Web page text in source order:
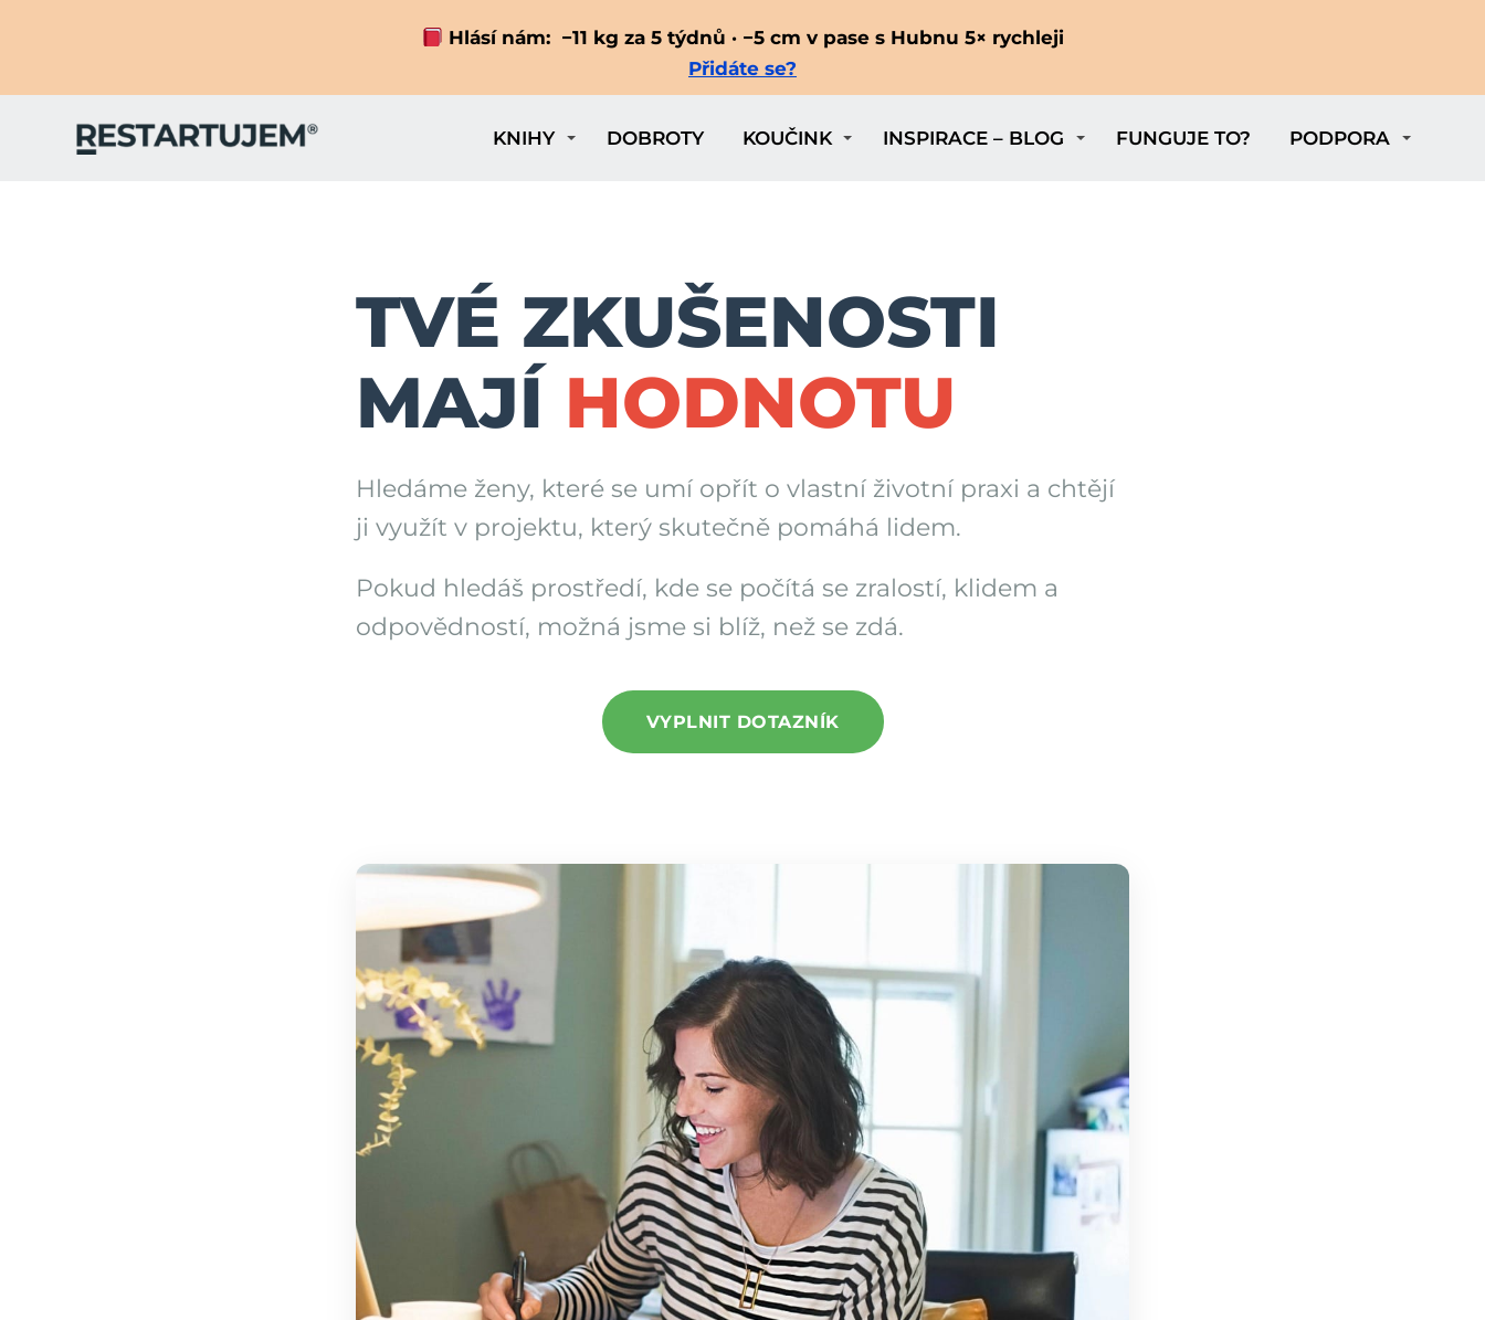
Hlásí nám: −11 kg za 5 týdnů · −5 cm v pase s Hubnu 5× rychleji
Přidáte se?
KNIHY DOBROTY KOUČINK INSPIRACE – BLOG FUNGUJE TO? PODPORA
TVÉ ZKUŠENOSTI
MAJÍ HODNOTU
Hledáme ženy, které se umí opřít o vlastní životní praxi a chtějí
ji využít v projektu, který skutečně pomáhá lidem.
Pokud hledáš prostředí, kde se počítá se zralostí, klidem a
odpovědností, možná jsme si blíž, než se zdá.
VYPLNIT DOTAZNÍK